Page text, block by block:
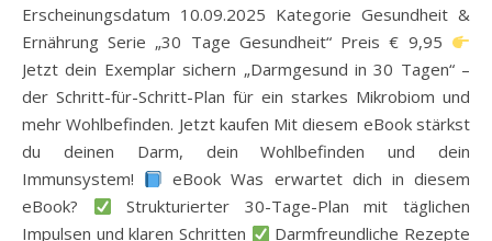
Erscheinungsdatum 10.09.2025 Kategorie Gesundheit &
Ernährung Serie „30 Tage Gesundheit“ Preis € 9,95
Jetzt dein Exemplar sichern „Darmgesund in 30 Tagen“ –
der Schritt-für-Schritt-Plan für ein starkes Mikrobiom und
mehr Wohlbefinden. Jetzt kaufen Mit diesem eBook stärkst
du deinen Darm, dein Wohlbefinden und dein
Immunsystem!
eBook Was erwartet dich in diesem
eBook?
Strukturierter 30-Tage-Plan mit täglichen
Impulsen und klaren Schritten
Darmfreundliche Rezepte